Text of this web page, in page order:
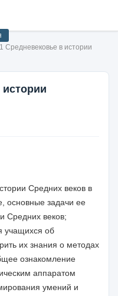
Средневековье в истории
Средних веков в
основные задачи ее
Средних веков;
учащихся об
их знания о методах
ознакомление
аппаратом
умений и